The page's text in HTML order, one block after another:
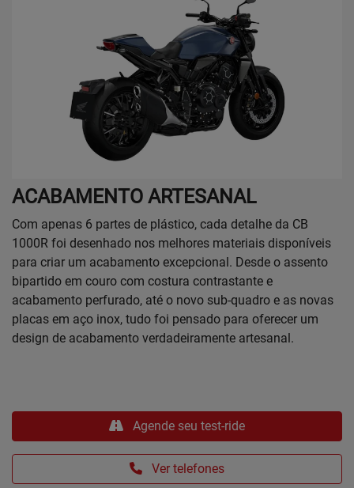
ACABAMENTO ARTESANAL
Com apenas 6 partes de plástico, cada detalhe da CB
1000R foi desenhado nos melhores materiais disponíveis
para criar um acabamento excepcional. Desde o assento
bipartido em couro com costura contrastante e
acabamento perfurado, até o novo sub-quadro e as novas
placas em aço inox, tudo foi pensado para oferecer um
design de acabamento verdadeiramente artesanal.
Ver telefones
Agende seu test-ride